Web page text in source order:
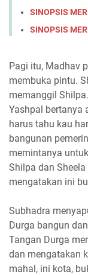
SINOPSIS
SINOPSIS
Pagi itu, Madhav
membuka pintu.
memanggil
Yashpal bertanya
harus tahu kau
bangunan
memintanya
Shilpa dan
mengatakan ini
Subhadra
Durga bangun
Tangan Durga
dan mengatakan
mahal, ini kota,